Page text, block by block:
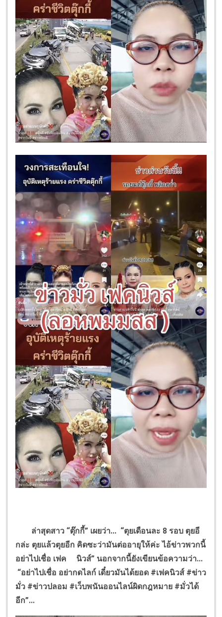
ล่าสุดสาว “ตุ๊กกี้” เผยว่า... “ตุยเดือนละ 8 รอบ ตุยอี
กล่ะ ตุยแล้วตุยอีก คิดซะว่ามันต่ออายุให้ค่ะ ไอ้ข่าวพวกนี้
อย่าไปเชื่อ เฟค นิวส์” นอกจากนี้ยังเขียนข้อความว่า...
“อย่าไปเชื่อ อย่ากดไลก์ เดี๋ยวมันได้ยอด #เฟคนิวส์ #ข่าว
มั่ว #ข่าวปลอม #เว็บพนันออนไลน์ผิดกฎหมาย #มั่วได้
อีก”...